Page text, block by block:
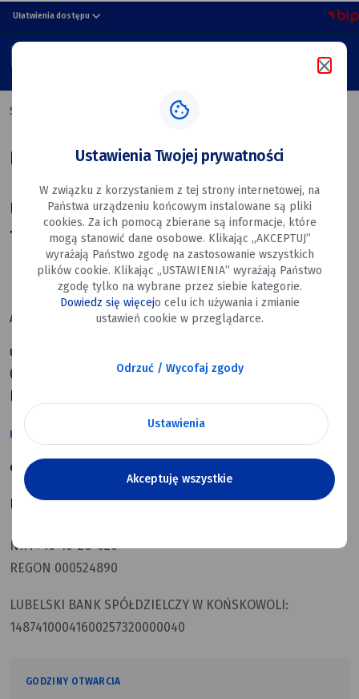
przejdź do nawigacji strony
przejdź do treści strony
przejdź do stopki strony
Kontakt
Miasto
Dęblin
Ułatwienia dostępu
MENU
Strona główna Urząd Miasta
Kontakt
Urząd Miasta Dęblin - dane
teleadresowe
ADRES
ul. Rynek 12
08-530 Dęblin
KONTAKT
e-mail:
Numer telefonu:81 883 00 01
NIP. 716-16-28-026
REGON 000524890
LUBELSKI BANK SPÓŁDZIELCZY W KOŃSKOWOLI:
14874100041600257320000040
GODZINY OTWARCIA
Ustawienia Twojej prywatności
W związku z korzystaniem z tej strony internetowej, na
Państwa urządzeniu końcowym instalowane są pliki
cookies. Za ich pomocą zbierane są informacje, które
mogą stanowić dane osobowe. Klikając „AKCEPTUJ”
wyrażają Państwo zgodę na zastosowanie wszystkich
plików cookie. Klikając „USTAWIENIA” wyrażają Państwo
zgodę tylko na wybrane przez siebie kategorie.
Dowiedz się więcejo celu ich używania i zmianie
ustawień cookie w przeglądarce.
Odrzuć / Wycofaj zgody
Ustawienia
Akceptuję wszystkie